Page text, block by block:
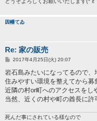
因幡てゐ
Re: 家の販売
投
記
事
2017年4月25日(火) 20:07
岩石島みたいになってるので
住みやすい環境を整えてから募
近隣の村or町へのアクセスをし
当然、近くの村や町の酋長に許
死んだ事にされている様なので